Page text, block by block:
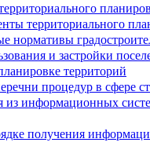
территориального
нормативы
и застройки
территорий
процедур в сфере
из информационных
получения